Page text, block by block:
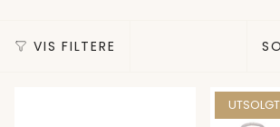
VIS FILTERE
UTSOLGT